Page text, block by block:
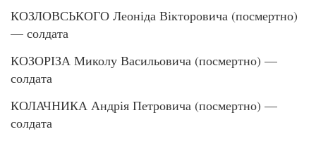
КОЗЛОВСЬКОГО Леоніда Вікторовича (посмертно)
— солдата
КОЗОРІЗА Миколу Васильовича (посмертно) —
солдата
КОЛАЧНИКА Андрія Петровича (посмертно) —
солдата